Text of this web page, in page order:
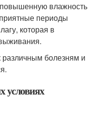
повышенную влажность
периоды
которая в
различным болезням и
условиях